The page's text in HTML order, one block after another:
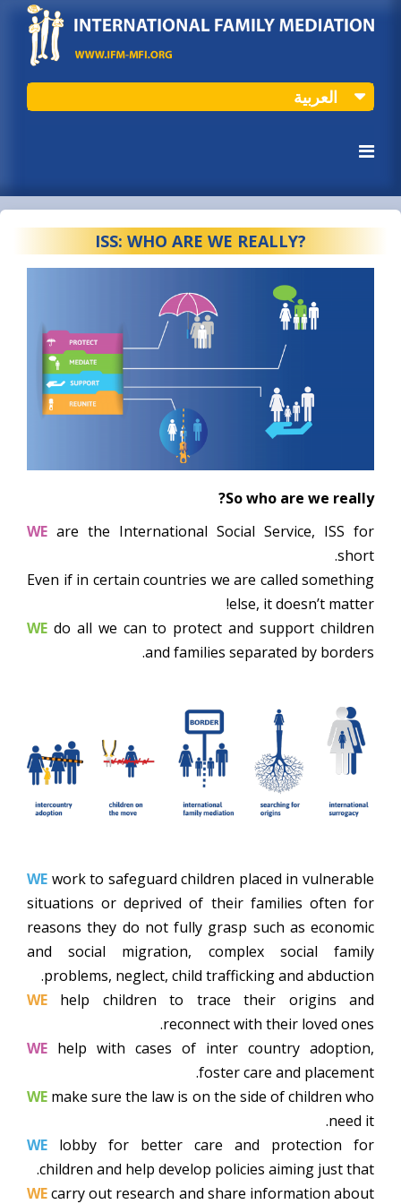
العربية
?ISS: WHO ARE WE REALLY
So who are we really?
WE are the International Social Service, ISS for
short.
Even if in certain countries we are called something
else, it doesn’t matter!
WE do all we can to protect and support children
and families separated by borders.
WE work to safeguard children placed in vulnerable
situations or deprived of their families often for
reasons they do not fully grasp such as economic
and social migration, complex social family
problems, neglect, child trafficking and abduction.
WE help children to trace their origins and
reconnect with their loved ones.
WE help with cases of inter country adoption,
foster care and placement.
WE make sure the law is on the side of children who
need it.
WE lobby for better care and protection for
children and help develop policies aiming just that.
WEcarry out research and share information about